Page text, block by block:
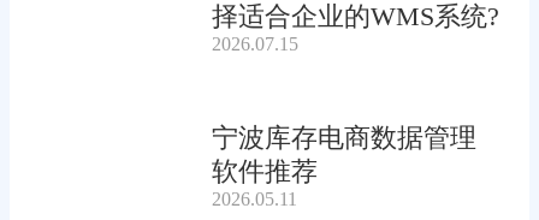
择适合企业的WMS系统?
2026.07.15
宁波库存电商数据管理
软件推荐
2026.05.11